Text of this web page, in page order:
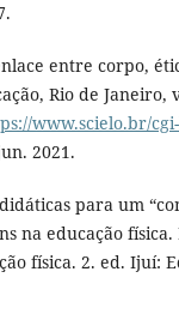
entre corpo,
Rio de Janeiro,
www.scielo.br/
2021.
para um
na educação física.
física. 2. ed. Ijuí: